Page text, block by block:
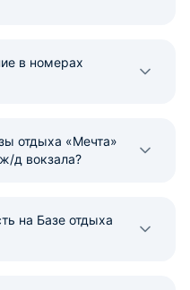
в номерах
отдыха «Мечта»
д вокзала?
на Базе отдыха